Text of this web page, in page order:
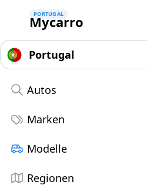
Mycarro
PORTUGAL
Autos
Marken
Modelle
Regionen